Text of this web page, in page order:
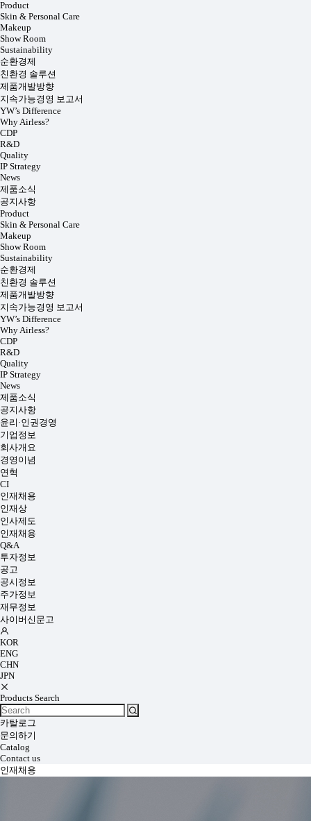
Product
Skin & Personal Care
Makeup
Show Room
Sustainability
순환경제
친환경 솔루션
제품개발방향
지속가능경영 보고서
YW’s Difference
Why Airless?
CDP
R&D
Quality
IP Strategy
News
제품소식
공지사항
Product
Skin & Personal Care
Makeup
Show Room
Sustainability
순환경제
친환경 솔루션
제품개발방향
지속가능경영 보고서
YW’s Difference
Why Airless?
CDP
R&D
Quality
IP Strategy
News
제품소식
공지사항
윤리·인권경영
기업정보
회사개요
경영이념
연혁
CI
인재채용
인재상
인사제도
인재채용
Q&A
투자정보
공고
공시정보
주가정보
재무정보
사이버신문고
KOR
ENG
CHN
JPN
Products Search
카탈로그
문의하기
Catalog
Contact us
인재채용